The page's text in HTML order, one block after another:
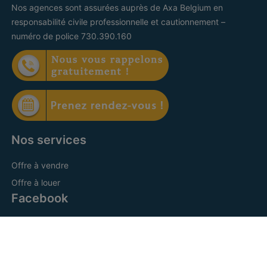
Nos agences sont assurées auprès de Axa Belgium en
responsabilité civile professionnelle et cautionnement –
numéro de police 730.390.160
Nos services
Offre à vendre
Offre à louer
Facebook